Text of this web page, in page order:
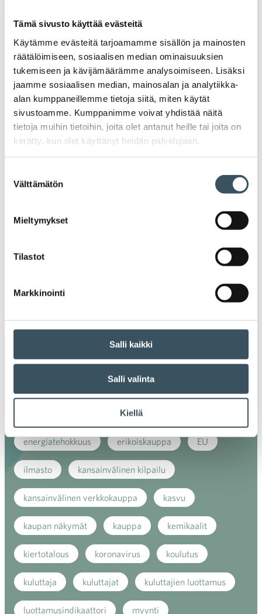
Tämä sivusto käyttää evästeitä
Käytämme evästeitä tarjoamamme sisällön ja mainosten
räätälöimiseen, sosiaalisen median ominaisuuksien
tukemiseen ja kävijämäärämme analysoimiseen. Lisäksi
jaamme sosiaalisen median, mainosalan ja analytiikka-
alan kumppaneillemme tietoja siitä, miten käytät
sivustoamme. Kumppanimme voivat yhdistää näitä
tietoja muihin tietoihin, joita olet antanut heille tai joita on
kerätty, kun olet käyttänyt heidän palvelujaan.
valinta
Välttämätön
Mieltymykset
Tilastot
Markkinointi
Salli kaikki
Salli valinta
Kiellä
2025
2024
2023
2021
Avainsanat
arvonlisävero digikauppa
digitaalisuus
energiatehokkuus erikoiskauppa EU
ilmasto kansainvälinen kilpailu
kansainvälinen verkkokauppa kasvu
kaupan näkymät kauppa kemikaalit
kiertotalous koronavirus koulutus
kuluttaja kuluttajat kuluttajien luottamus
luottamusindikaattori myynti